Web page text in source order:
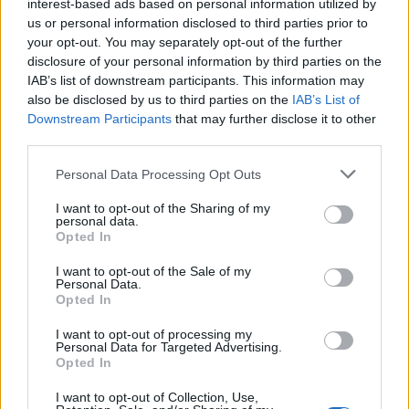
interest-based ads based on personal information utilized by
us or personal information disclosed to third parties prior to
your opt-out. You may separately opt-out of the further
disclosure of your personal information by third parties on the
IAB’s list of downstream participants. This information may
also be disclosed by us to third parties on the IAB’s List of
Downstream Participants that may further disclose it to other
Personal Data Processing Opt Outs
I want to opt-out of the Sharing of my
personal data.
Opted In
I want to opt-out of the Sale of my
Personal Data.
Opted In
I want to opt-out of processing my
Personal Data for Targeted Advertising.
Opted In
I want to opt-out of Collection, Use,
kokonaan ilmaiseksi.
Edellinen artikkeli
Kanada kaatoi Tshekin toisessa
semifinaalissa – Leijonat
pääsee hakemaan revanssia
vuoden takaisesta finaalista
Seuraava artikkeli
loppuottelu huipentaa MM-kisat
– Leijonien kentälliset MM-
LIITTYVÄT ARTIKKELIT